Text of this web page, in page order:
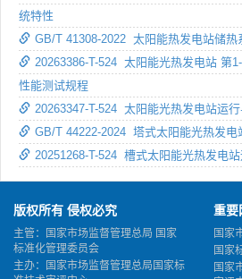
统特性
GB/T 41308-2022 太阳能热发电站储热
20263386-T-524 太阳能光热发电站 第
性能测试规程
20263347-T-524 太阳能光热发电站运
GB/T 44222-2024 塔式太阳能光热发电
20251268-T-524 槽式太阳能光热发电
版权所有 侵权必究
主管：国家市场监督管理总局 国家
标准化管理委员会
主办：国家市场监督管理总局国家标
重要
国家
国家
国家